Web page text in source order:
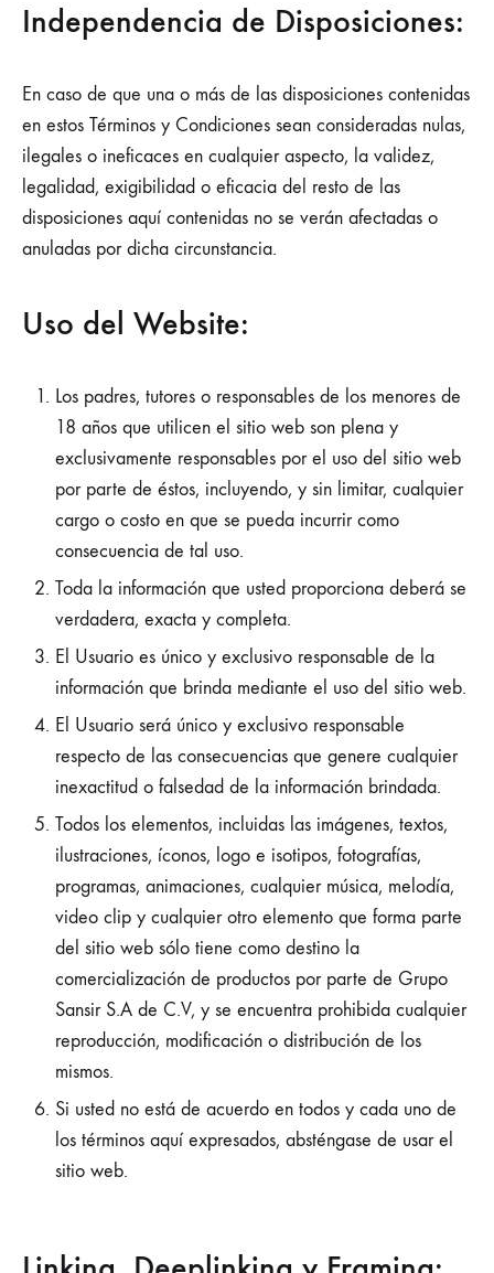
Independencia de Disposiciones:
En caso de que una o más de las disposiciones contenidas
en estos Términos y Condiciones sean consideradas nulas,
ilegales o ineficaces en cualquier aspecto, la validez,
legalidad, exigibilidad o eficacia del resto de las
disposiciones aquí contenidas no se verán afectadas o
anuladas por dicha circunstancia.
Uso del Website:
Los padres, tutores o responsables de los menores de
18 años que utilicen el sitio web son plena y
exclusivamente responsables por el uso del sitio web
por parte de éstos, incluyendo, y sin limitar, cualquier
cargo o costo en que se pueda incurrir como
consecuencia de tal uso.
Toda la información que usted proporciona deberá se
verdadera, exacta y completa.
El Usuario es único y exclusivo responsable de la
información que brinda mediante el uso del sitio web.
El Usuario será único y exclusivo responsable
respecto de las consecuencias que genere cualquier
inexactitud o falsedad de la información brindada.
Todos los elementos, incluidas las imágenes, textos,
ilustraciones, íconos, logo e isotipos, fotografías,
programas, animaciones, cualquier música, melodía,
video clip y cualquier otro elemento que forma parte
del sitio web sólo tiene como destino la
comercialización de productos por parte de Grupo
Sansir S.A de C.V, y se encuentra prohibida cualquier
reproducción, modificación o distribución de los
mismos.
Si usted no está de acuerdo en todos y cada uno de
los términos aquí expresados, absténgase de usar el
sitio web.